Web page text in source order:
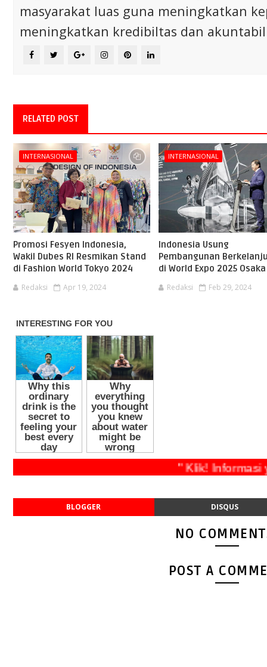
masyarakat luas guna meningkatkan
meningkatkan kredibiltas dan
RELATED POST
INTERNASIONAL
Promosi Fesyen Indonesia,
Wakil Dubes RI Resmikan Stand
di Fashion World Tokyo 2024
Redaksi Apr 19, 2024
INTERNASIONAL
Indonesia Usung
Pembangunan
di World Expo 2025 Osaka
Redaksi Feb 29, 2024
" Klik!
BLOGGER DISQUS
NO
POST A